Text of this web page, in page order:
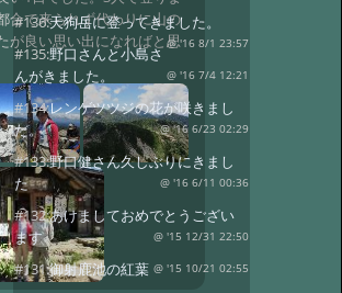
合で来られず代わりに山の
が良い思い出になればと思
#136:天狗岳に登ってきました。
@ '16 8/1 23:57
#135:野口さんと小島さ
んがきました。
@ '16 7/4 12:21
#134:レンゲツツジの花が咲きまし
た。
@ '16 6/23 02:29
#133:野口健さん久しぶりにきまし
た
@ '16 6/11 00:36
#132:あけましておめでとうござい
ます
@ '15 12/31 22:50
#131:御射鹿池の紅葉 @ '15 10/21 02:55